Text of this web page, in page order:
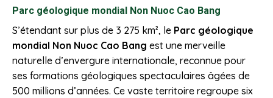
Parc géologique mondial Non Nuoc Cao Bang
S’étendant sur plus de 3 275 km², le Parc géologique
mondial Non Nuoc Cao Bang est une merveille
naturelle d’envergure internationale, reconnue pour
ses formations géologiques spectaculaires âgées de
500 millions d’années. Ce vaste territoire regroupe six